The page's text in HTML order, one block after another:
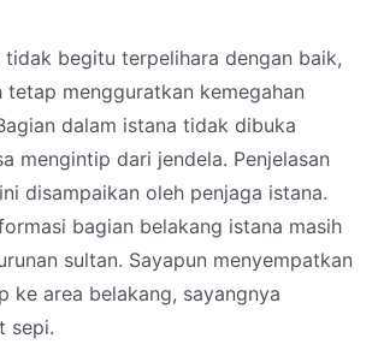
tidak begitu terpelihara dengan baik,
tetap mengguratkan kemegahan
dalam istana tidak dibuka
mengintip dari jendela. Penjelasan
disampaikan oleh penjaga istana.
bagian belakang istana masih
sultan. Sayapun menyempatkan
ke area belakang, sayangnya
sepi.